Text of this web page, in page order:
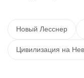
Новый Лесснер
Цивилизация на